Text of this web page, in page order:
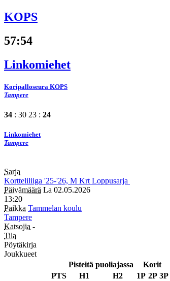
KOPS
57:54
Linkomiehet
Koripalloseura KOPS
Tampere
34 : 30 23 : 24
Linkomiehet
Tampere
Sarja
Kortteliliiga '25-'26, M Krt Loppusarja
Päivämäärä La 02.05.2026
13:20
Paikka Tammelan koulu
Tampere
Katsojia -
Tila
Pöytäkirja
Joukkueet
Pisteitä puoliajassa
Korit
PTS
H1 H2 1P 2P 3P